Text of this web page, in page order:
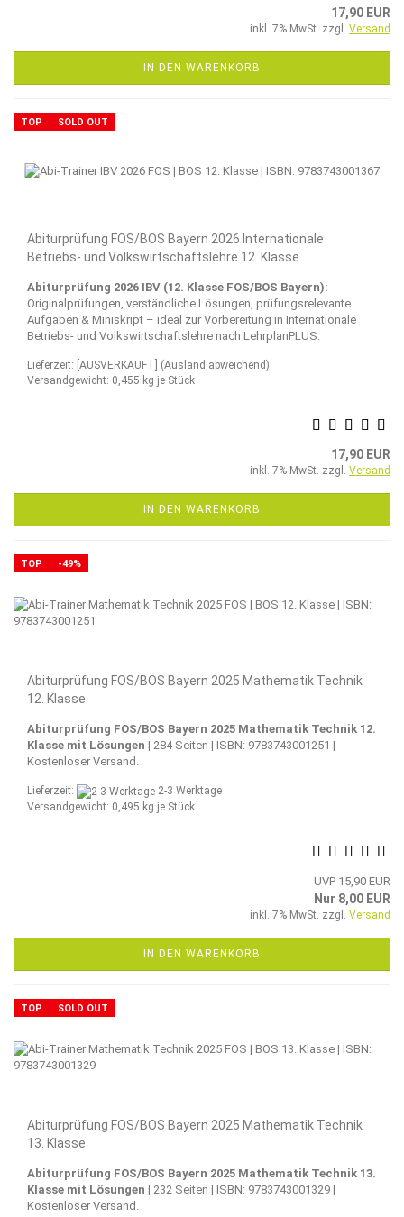
17,90 EUR
inkl. 7% MwSt. zzgl. Versand
IN DEN WARENKORB
TOP SOLD OUT
Abiturprüfung FOS/BOS Bayern 2026 Internationale
Betriebs- und Volkswirtschaftslehre 12. Klasse
Abiturprüfung 2026 IBV (12. Klasse FOS/BOS Bayern):
Originalprüfungen, verständliche Lösungen, prüfungsrelevante
Aufgaben & Miniskript – ideal zur Vorbereitung in Internationale
Betriebs- und Volkswirtschaftslehre nach LehrplanPLUS.
Lieferzeit: [AUSVERKAUFT] (Ausland abweichend)
Versandgewicht: 0,455 kg je Stück
17,90 EUR
inkl. 7% MwSt. zzgl. Versand
IN DEN WARENKORB
TOP -49%
Abiturprüfung FOS/BOS Bayern 2025 Mathematik Technik
12. Klasse
Abiturprüfung FOS/BOS Bayern 2025 Mathematik Technik 12.
Klasse mit Lösungen | 284 Seiten | ISBN: 9783743001251 |
Kostenloser Versand.
Lieferzeit:
2-3 Werktage
Versandgewicht: 0,495 kg je Stück
UVP 15,90 EUR
Nur 8,00 EUR
inkl. 7% MwSt. zzgl. Versand
IN DEN WARENKORB
TOP SOLD OUT
Abiturprüfung FOS/BOS Bayern 2025 Mathematik Technik
13. Klasse
Abiturprüfung FOS/BOS Bayern 2025 Mathematik Technik 13.
Klasse mit Lösungen | 232 Seiten | ISBN: 9783743001329 |
Kostenloser Versand.